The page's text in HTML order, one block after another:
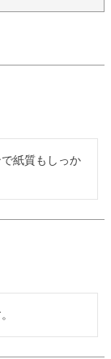
紙質もしっか